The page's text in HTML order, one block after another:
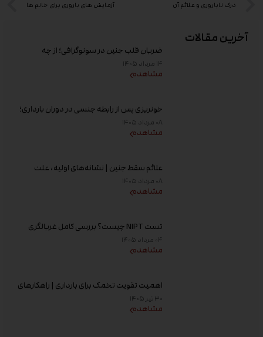
آخرین مقالات
ضربان قلب جنین در سونوگرافی؛ از چه
هفته‌ای دیده می‌شود؟
۱۴ مرداد ۱۴۰۵
مشاهده
خونریزی پس از رابطه جنسی در دوران بارداری؛
علت و زمان مراجعه به پزشک
۰۸ مرداد ۱۴۰۵
مشاهده
علائم سقط جنین | نشانه‌های اولیه، علت
خونریزی، عوامل خطر و زمان مراجعه به پزشک
۰۸ مرداد ۱۴۰۵
مشاهده
تست NIPT چیست؟ بررسی کامل غربالگری
غیر تهاجمی پیش از تولد، زمان انجام و تفسیر
جواب
۰۴ مرداد ۱۴۰۵
مشاهده
اهمیت تقویت تخمک برای بارداری | راهکارهای
افزایش کیفیت تخمک و شانس باروری
۳۰ تیر ۱۴۰۵
مشاهده
درک ناباروری و علائم آن آزمایش های باروری برای خانم ها